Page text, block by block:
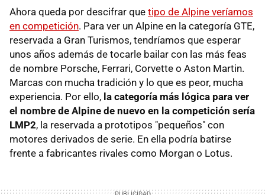
Ahora queda por descifrar que tipo de Alpine veríamos
en competición. Para ver un Alpine en la categoría GTE,
reservada a Gran Turismos, tendríamos que esperar
unos años además de tocarle bailar con las más feas
de nombre Porsche, Ferrari, Corvette o Aston Martin.
Marcas con mucha tradición y lo que es peor, mucha
experiencia. Por ello, la categoría más lógica para ver
el nombre de Alpine de nuevo en la competición sería
LMP2, la reservada a prototipos "pequeños" con
motores derivados de serie. En ella podría batirse
frente a fabricantes rivales como Morgan o Lotus.